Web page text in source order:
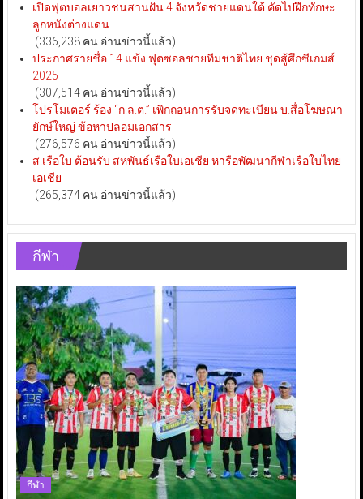
เปิดฟุตบอลเยาวชนสานฝัน 4 จังหวัดชายแดนใต้ คัดไปฝึกทักษะ
ลูกหนังต่างแดน
(336,238 คน อ่านข่าวนี้แล้ว)
ประกาศรายชื่อ 14 แข้ง ฟุตซอลชายทีมชาติไทย ชุดสู้ศึกซีเกมส์
2025
(307,514 คน อ่านข่าวนี้แล้ว)
โปรโมเตอร์ ร้อง “ก.ล.ต.” เพิกถอนการรับจดทะเบียน บ.สื่อโฆษณา
ยักษ์ใหญ่ ข้อหาปลอมเอกสาร
(276,576 คน อ่านข่าวนี้แล้ว)
ส.เรือใบ ต้อนรับ สหพันธ์เรือใบเอเชีย หารือพัฒนากีฬาเรือใบไทย-
เอเชีย
(265,374 คน อ่านข่าวนี้แล้ว)
กีฬา
กีฬา